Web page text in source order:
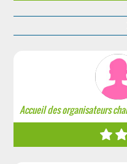
Accueil des organisateurs